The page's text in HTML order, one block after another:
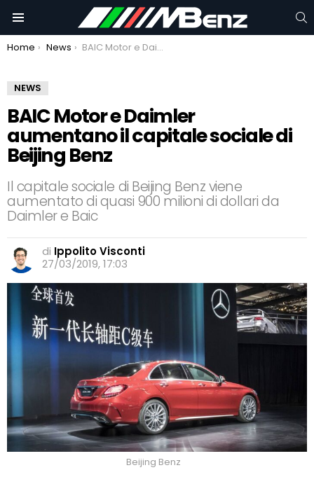
You are here:
Home News BAIC Motor e Daimler aumentano il capitale sociale di Beijing Benz
NEWS
BAIC Motor e Daimler
aumentano il capitale sociale di
Beijing Benz
Il capitale sociale di Beijing Benz viene
aumentato di quasi 900 milioni di dollari da
Daimler e Baic
di Ippolito Visconti
27/03/2019, 17:03
Beijing Benz